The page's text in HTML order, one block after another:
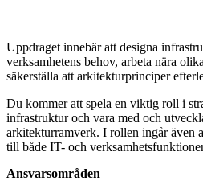
Uppdraget innebär att designa
verksamhetens behov, arbeta nära
säkerställa att arkitekturprinciper
Du kommer att spela en viktig roll i
infrastruktur och vara med och
arkitekturramverk. I rollen ingår även
till både IT- och
Ansvarsområden